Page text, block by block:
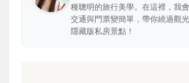
種聰明的旅行美學。在這裡，我
交通與門票變簡單，帶你繞過觀
隱藏版私房景點！